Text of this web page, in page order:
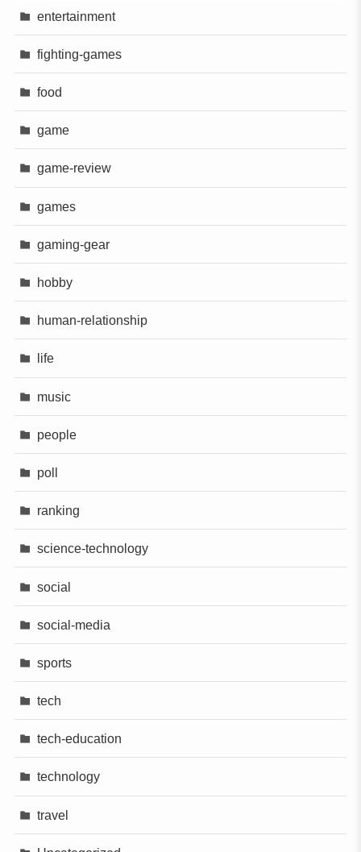
entertainment
fighting-games
food
game
game-review
games
gaming-gear
hobby
human-relationship
life
music
people
poll
ranking
science-technology
social
social-media
sports
tech
tech-education
technology
travel